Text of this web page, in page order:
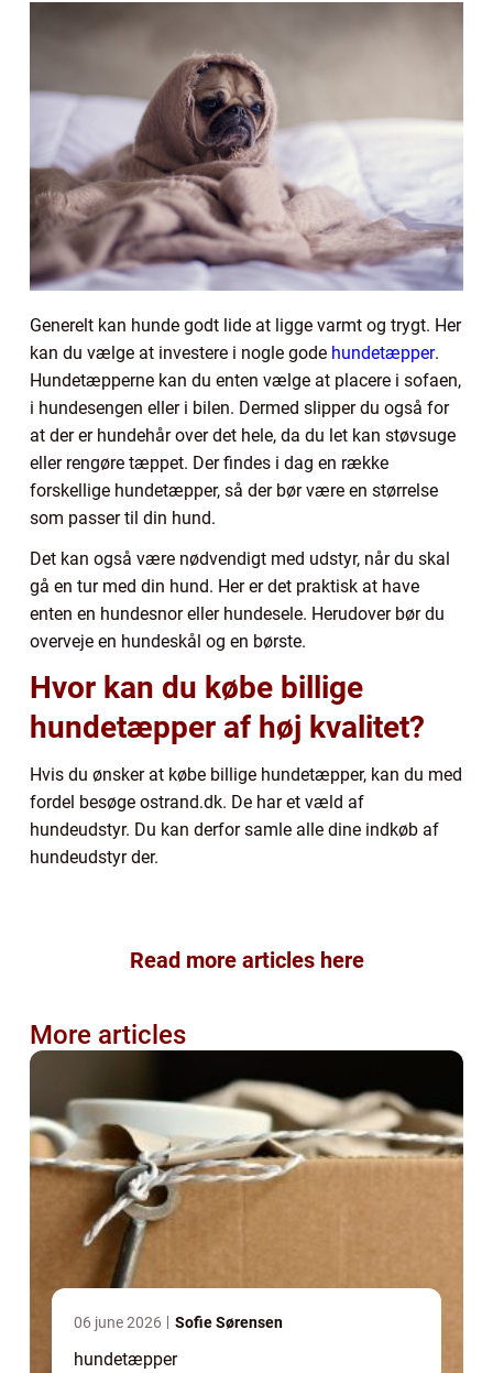
Generelt kan hunde godt lide at ligge varmt og trygt. Her
kan du vælge at investere i nogle gode hundetæpper.
Hundetæpperne kan du enten vælge at placere i sofaen,
i hundesengen eller i bilen. Dermed slipper du også for
at der er hundehår over det hele, da du let kan støvsuge
eller rengøre tæppet. Der findes i dag en række
forskellige hundetæpper, så der bør være en størrelse
som passer til din hund.
Det kan også være nødvendigt med udstyr, når du skal
gå en tur med din hund. Her er det praktisk at have
enten en hundesnor eller hundesele. Herudover bør du
overveje en hundeskål og en børste.
Hvor kan du købe billige
hundetæpper af høj kvalitet?
Hvis du ønsker at købe billige hundetæpper, kan du med
fordel besøge ostrand.dk. De har et væld af
hundeudstyr. Du kan derfor samle alle dine indkøb af
hundeudstyr der.
Read more articles here
More articles
06 june 2026 Sofie Sørensen
hundetæpper